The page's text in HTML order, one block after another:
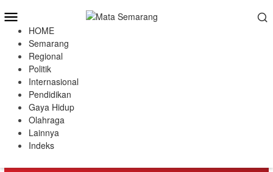
ke
kontenMobile
HOME
Semarang
Regional
Politik
Internasional
Pendidikan
Gaya Hidup
Olahraga
Lainnya
Indeks